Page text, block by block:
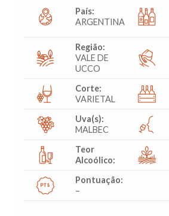
País:
ARGENTINA
Região:
VALE DE
UCCO
Corte:
VARIETAL
Uva(s):
MALBEC
Teor
Alcoólico:
Pontuação:
–